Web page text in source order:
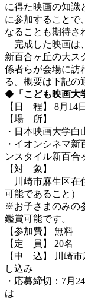
に得た映画の知識
に参加することで
なることも期待さ
完成した映画は
新百合ヶ丘の大ス
係者らが会場に訪
る。概要は下記の
◆ 「こども映画
【日 程】 8月14
【場 所】
・日本映画大学白
・イオンシネマ
ンスタイル新百合
【対 象】
川崎市麻生区在
可能であること）
※お子さまのみの
鑑賞可能です。
【参加費】 無料
【定 員】 20名
【申 込】 川崎市
し込み
・応募締切：7月
は